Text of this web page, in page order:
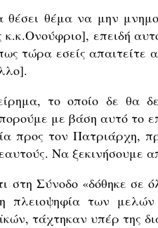
θέσει θέμα να μην
επειδή
τώρα εσείς
το οποίο δε θα
με βάση αυτό το
προς τον Πατριάρχη,
Να ξεκινήσουμε
στη Σύνοδο «δόθηκε
των μελών
τάχτηκαν υπέρ της